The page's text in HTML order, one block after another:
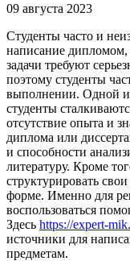
09 августа 2023
Студенты часто и
написание дипломом,
задачи требуют
поэтому студенты
выполнении. Одной
студенты
отсутствие опыта и
диплома или
и способности
литературу. Кроме
структурировать
форме. Именно для
воспользоваться
Здесь https://expert-
источники для
предметам.